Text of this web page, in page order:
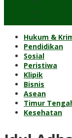
Hukum &
Pendidikan
Sosial
Peristiwa
Klipik
Bisnis
Asean
Timur
Kesehatan